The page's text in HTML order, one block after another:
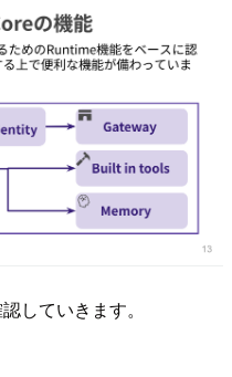
していきます。